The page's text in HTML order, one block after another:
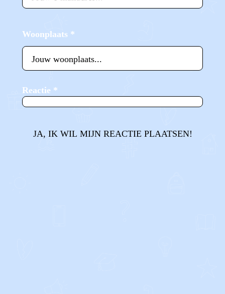
Woonplaats *
Reactie *
JA, IK WIL MIJN REACTIE PLAATSEN!